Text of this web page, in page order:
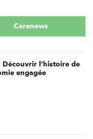
Carenews
Découvrir l'histoire de
engagée